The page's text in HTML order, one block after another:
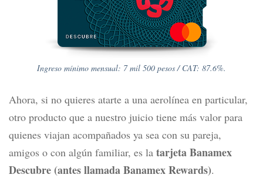
Ingreso mínimo mensual: 7 mil 500 pesos / CAT: 87.6%.
Ahora, si no quieres atarte a una aerolínea en particular,
otro producto que a nuestro juicio tiene más valor para
quienes viajan acompañados ya sea con su pareja,
amigos o con algún familiar, es la tarjeta Banamex
Descubre (antes llamada Banamex Rewards).